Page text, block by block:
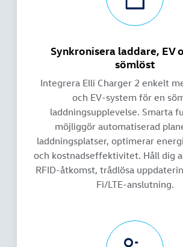
Synkronisera laddare, EV
sömlöst
Integrera Elli Charger 2 enkelt
och EV-system för en
laddningsupplevelse. Smarta
möjliggör automatiserad
laddningsplatser, optimerar
och kostnadseffektivitet. Håll dig
RFID-åtkomst, trådlösa
Fi/LTE-anslutning.